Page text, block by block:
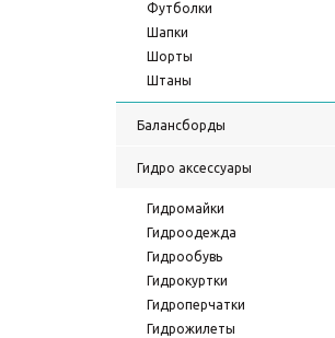
Футболки
Шапки
Шорты
Штаны
Балансборды
Гидро аксессуары
Гидромайки
Гидроодежда
Гидрообувь
Гидрокуртки
Гидроперчатки
Гидрожилеты